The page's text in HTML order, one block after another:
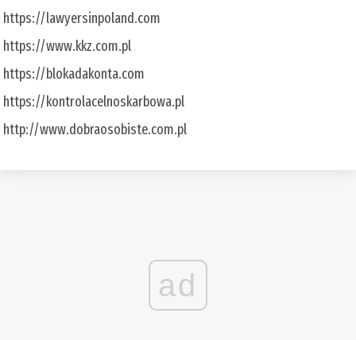
https://lawyersinpoland.com
https://www.kkz.com.pl
https://blokadakonta.com
https://kontrolacelnoskarbowa.pl
http://www.dobraosobiste.com.pl
ad